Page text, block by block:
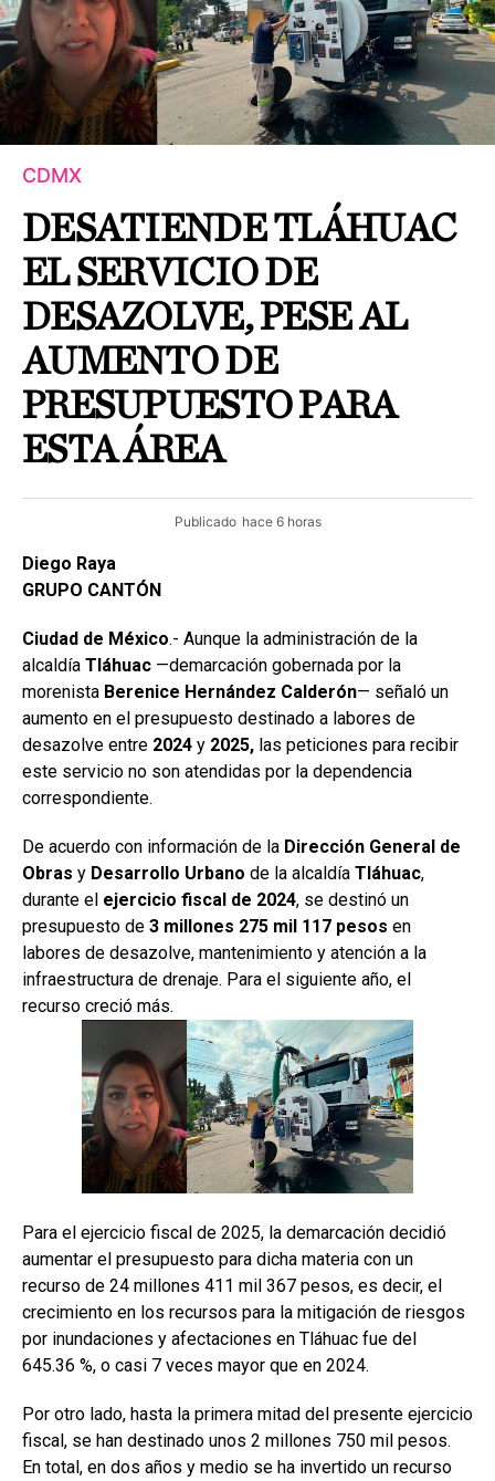
CDMX
DESATIENDE TLÁHUAC
EL SERVICIO DE
DESAZOLVE, PESE AL
AUMENTO DE
PRESUPUESTO PARA
ESTA ÁREA
Publicado hace 6 horas
Diego Raya
GRUPO CANTÓN
Ciudad de México.- Aunque la administración de la
alcaldía Tláhuac —demarcación gobernada por la
morenista Berenice Hernández Calderón— señaló un
aumento en el presupuesto destinado a labores de
desazolve entre 2024 y 2025, las peticiones para recibir
este servicio no son atendidas por la dependencia
correspondiente.
De acuerdo con información de la Dirección General de
Obras y Desarrollo Urbano de la alcaldía Tláhuac,
durante el ejercicio fiscal de 2024, se destinó un
presupuesto de 3 millones 275 mil 117 pesos en
labores de desazolve, mantenimiento y atención a la
infraestructura de drenaje. Para el siguiente año, el
recurso creció más.
Para el ejercicio fiscal de 2025, la demarcación decidió
aumentar el presupuesto para dicha materia con un
recurso de 24 millones 411 mil 367 pesos, es decir, el
crecimiento en los recursos para la mitigación de riesgos
por inundaciones y afectaciones en Tláhuac fue del
645.36 %, o casi 7 veces mayor que en 2024.
Por otro lado, hasta la primera mitad del presente ejercicio
fiscal, se han destinado unos 2 millones 750 mil pesos.
En total, en dos años y medio se ha invertido un recurso